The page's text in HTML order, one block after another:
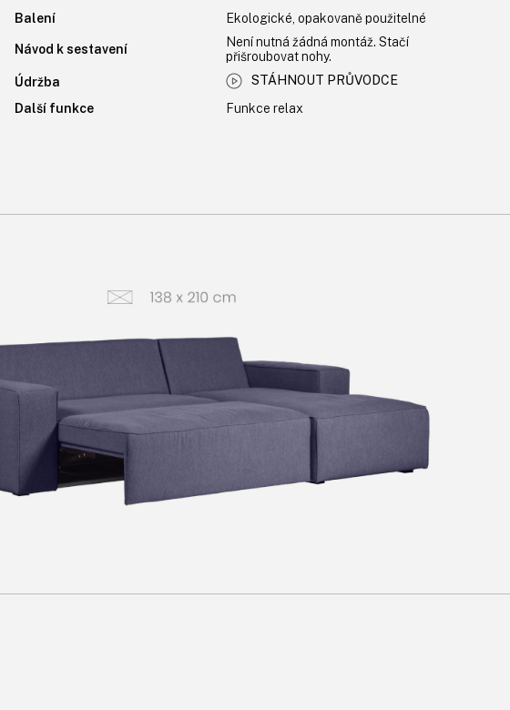
Balení Ekologické, opakovaně použitelné
Návod k sestavení
Není nutná žádná montáž. Stačí
přišroubovat nohy.
Údržba
STÁHNOUT PRŮVODCE
Další funkce
Funkce relax